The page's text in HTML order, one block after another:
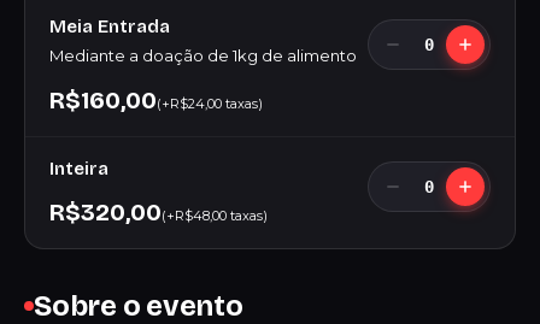
Sobre o evento
Meia Entrada
Mediante a doação de 1kg de alimento
R$160,00(+R$24,00 taxas)
0
Inteira
R$320,00(+R$48,00 taxas)
0